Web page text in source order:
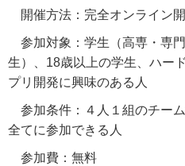
開催⽅法：完全オンライン
参加対象：学⽣（⾼専・専
⽣）、 18歳以上の学⽣、ハー
プリ開発に興味のある人
参加条件：４⼈１組のチー
全てに参加できる人
参加費：無料